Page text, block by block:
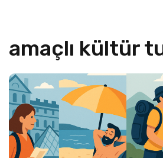
amaçlı kültür